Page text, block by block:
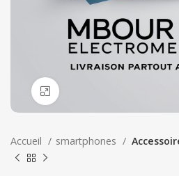
Accueil smartphones